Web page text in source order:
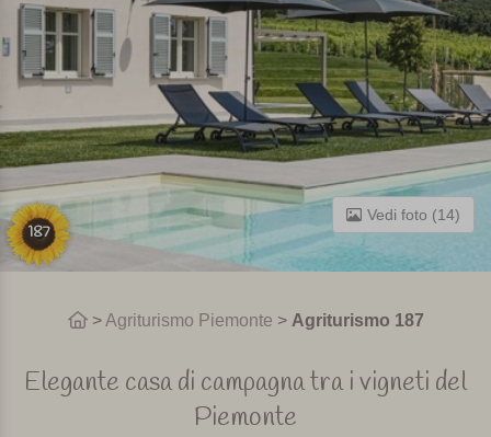
187
Vedi foto (14)
>Agriturismo Piemonte > Agriturismo 187
Elegante casa di campagna tra i vigneti del
Piemonte